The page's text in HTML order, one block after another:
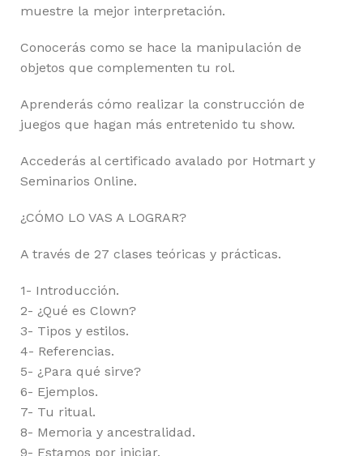
muestre la mejor interpretación.
Conocerás como se hace la manipulación de
objetos que complementen tu rol.
Aprenderás cómo realizar la construcción de
juegos que hagan más entretenido tu show.
Accederás al certificado avalado por Hotmart y
Seminarios Online.
¿CÓMO LO VAS A LOGRAR?
A través de 27 clases teóricas y prácticas.
1- Introducción.
2- ¿Qué es Clown?
3- Tipos y estilos.
4- Referencias.
5- ¿Para qué sirve?
6- Ejemplos.
7- Tu ritual.
8- Memoria y ancestralidad.
9- Estamos por iniciar.